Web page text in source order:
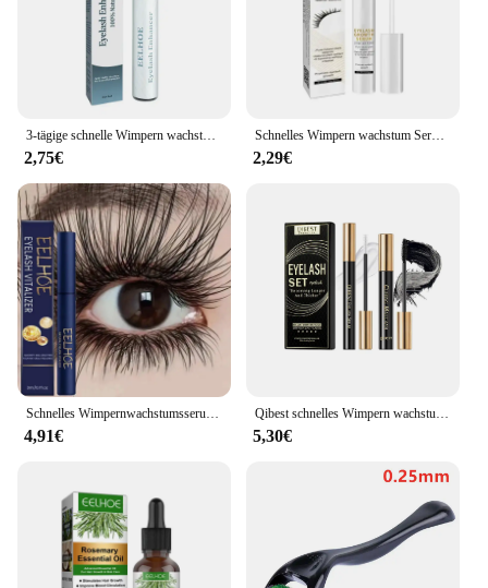
regimen. The serum's performance is unmatched,
promising a significant improvement in the
appearance and health of your eyelashes. With its
ease of use and impressive results, this serum is a
must-have for anyone desiring lush, fuller lashes.
3-tägige schnelle Wimpern wachstums essenz Wimpern verbesserungs-und Verlängerung kosmetik natürliche dicke lange Locken wimpern wachstums flüssigkeit
2,75€
Schnelles Wimpern wachstum Serum Augenbrauen lift Verlängerung Wimpern vergrößerung Wimpern verdickung aktivieren Wimpern follikel neu
2,29€
Schnelles Wimpernwachstumsserum, Enhancer, Wimpern länger, vollere, dickere Wimpern, flüssig, natürliches Curling, Wimpernlifting, Make-up, Schönheitspflege
4,91€
Qibest schnelles Wimpern wachstum Serum pflegend verbessern Mascara Curling dicke verlängernde Wimpern wasserdicht langlebige Wimpern Set
5,30€